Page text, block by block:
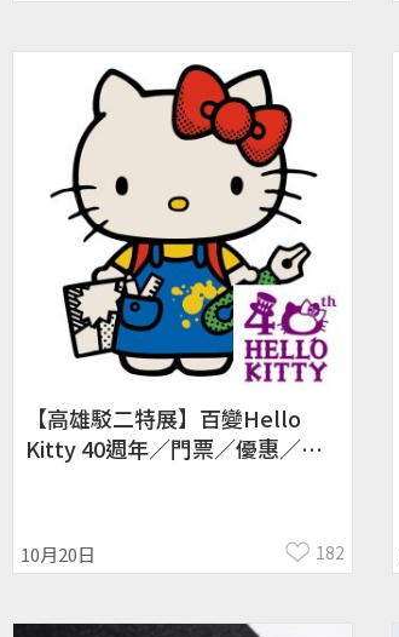
【高雄駁二特展】百變Hello
Kitty 40週年／門票／優惠／官
10月20日 182